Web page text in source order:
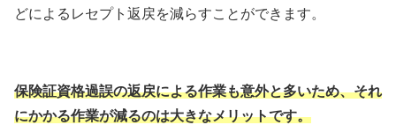
どによるレセプト返戻を減らすことができます。
保険証資格過誤の返戻による作業も意外と多いため、それ
にかかる作業が減るのは大きなメリットです。